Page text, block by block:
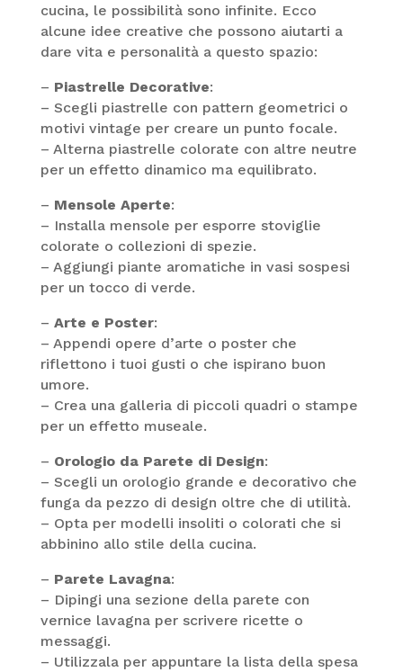
cucina, le possibilità sono infinite. Ecco
alcune idee creative che possono aiutarti a
dare vita e personalità a questo spazio:
– Piastrelle Decorative:
– Scegli piastrelle con pattern geometrici o
motivi vintage per creare un punto focale.
– Alterna piastrelle colorate con altre neutre
per un effetto dinamico ma equilibrato.
– Mensole Aperte:
– Installa mensole per esporre stoviglie
colorate o collezioni di spezie.
– Aggiungi piante aromatiche in vasi sospesi
per un tocco di verde.
– Arte e Poster:
– Appendi opere d’arte o poster che
riflettono i tuoi gusti o che ispirano buon
umore.
– Crea una galleria di piccoli quadri o stampe
per un effetto museale.
– Orologio da Parete di Design:
– Scegli un orologio grande e decorativo che
funga da pezzo di design oltre che di utilità.
– Opta per modelli insoliti o colorati che si
abbinino allo stile della cucina.
– Parete Lavagna:
– Dipingi una sezione della parete con
vernice lavagna per scrivere ricette o
messaggi.
– Utilizzala per appuntare la lista della spesa